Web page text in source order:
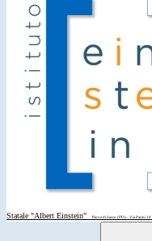
Statale "Albert Einstein"
Piove di Sacco (PD) - Via Parini